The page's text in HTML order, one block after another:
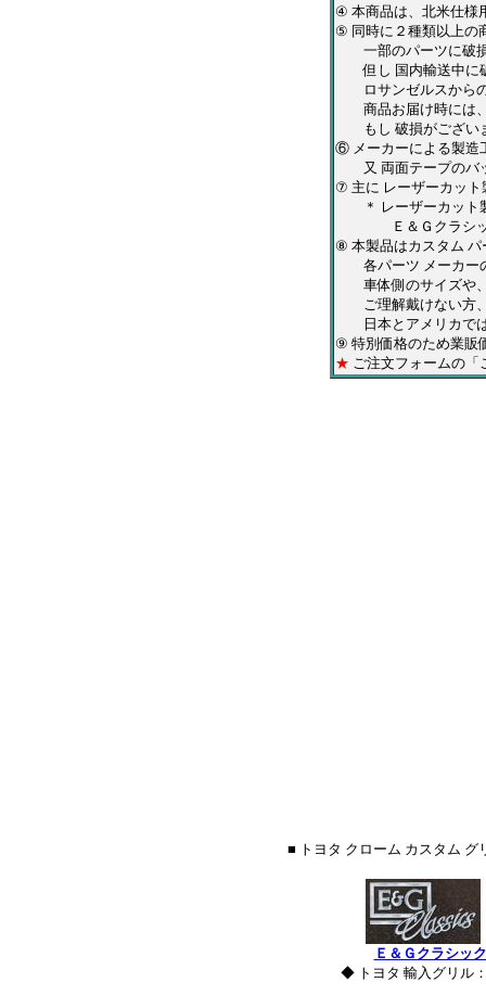
④ 本商品は、北米仕様
⑤ 同時に２種類以上の
一部のパーツに破損
但し 国内輸送中に破
ロサンゼルスからの
商品お届け時には、
もし 破損がございま
⑥ メーカーによる製造
又 両面テープのバ
⑦ 主に レーザーカット
＊ レーザーカット製
Ｅ＆Ｇクラシックス
⑧ 本製品はカスタム パ
各パーツ メーカーの
車体側のサイズや、
ご理解戴けない方、
日本とアメリカでは
⑨ 特別価格のため業販
★ ご注文フォームの「
■ トヨタ クローム カスタム グ
Ｅ＆Ｇクラシッ
◆ トヨタ 輸入グリル